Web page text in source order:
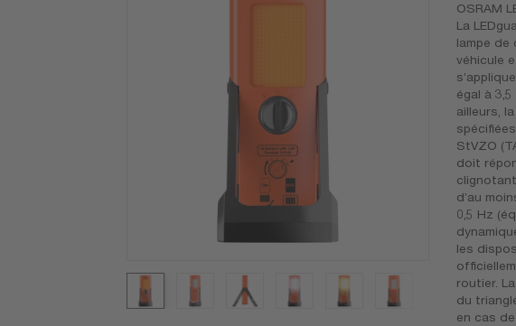
OSRAM
La
lampe de
véhicule
égal à
ailleurs,
StVZO
doit
d’au
0,5 Hz
les
routier.
du
en cas